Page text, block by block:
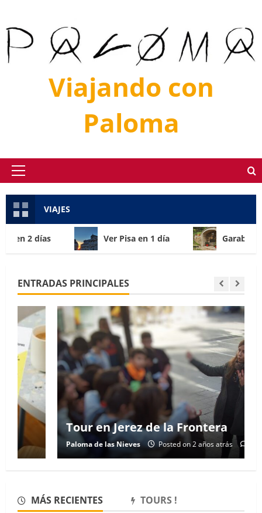
contenido
Viajando con
Paloma
Menú
VIAJES
2 días Ver Pisa en 1 día Garabandal
ENTRADAS PRINCIPALES
Tour en Jerez de la Frontera
Paloma de las Nieves Posted on 2 años atrás 4
MÁS RECIENTES TOURS !